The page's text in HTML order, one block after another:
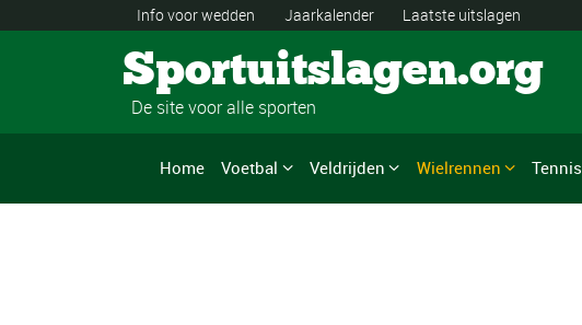
Info voor wedden Jaarkalender Laatste uitslagen
Sportuitslagen.org
De site voor alle sporten
Home Voetbal Veldrijden Wielrennen Tennis